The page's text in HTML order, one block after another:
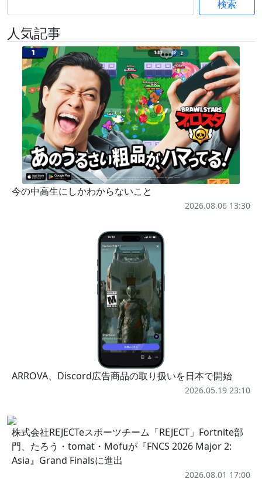
検索
人気記事
今の中高生にしかわからないこと
2026.08.06 13:30
ARROVA、Discord広告商品の取り扱いを日本で開始
2026.05.19 23:10
株式会社REJECTeスポーツチーム「REJECT」Fortnite部
門、たろう・tomat・Mofuが『FNCS 2026 Major 2:
Asia』Grand Finalsに進出
2026.08.01 17:00